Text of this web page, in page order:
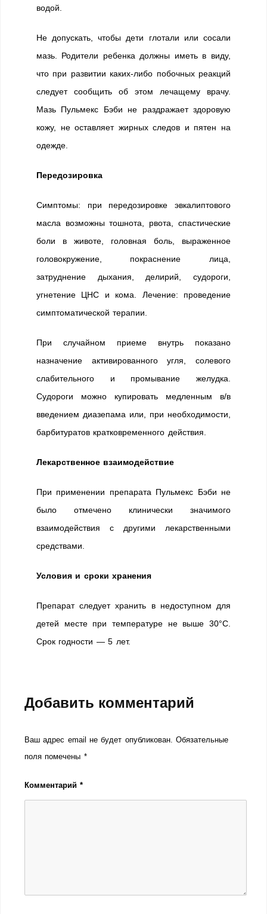
водой.
Не допускать, чтобы дети глотали или сосали
мазь. Родители ребенка должны иметь в виду,
что при развитии каких-либо побочных реакций
следует сообщить об этом лечащему врачу.
Мазь Пульмекс Бэби не раздражает здоровую
кожу, не оставляет жирных следов и пятен на
одежде.
Передозировка
Симптомы: при передозировке эвкалиптового
масла возможны тошнота, рвота, спастические
боли в животе, головная боль, выраженное
головокружение, покраснение лица,
затруднение дыхания, делирий, судороги,
угнетение ЦНС и кома. Лечение: проведение
симптоматической терапии.
При случайном приеме внутрь показано
назначение активированного угля, солевого
слабительного и промывание желудка.
Судороги можно купировать медленным в/в
введением диазепама или, при необходимости,
барбитуратов кратковременного действия.
Лекарственное взаимодействие
При применении препарата Пульмекс Бэби не
было отмечено клинически значимого
взаимодействия с другими лекарственными
средствами.
Условия и сроки хранения
Препарат следует хранить в недоступном для
детей месте при температуре не выше 30°С.
Срок годности — 5 лет.
Добавить комментарий
Ваш адрес email не будет опубликован. Обязательные
поля помечены *
Комментарий*